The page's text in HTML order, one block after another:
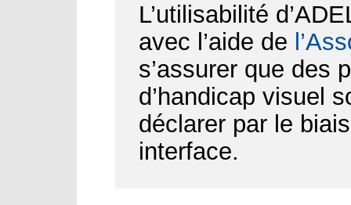
L’utilisabilité
avec l’aide de
s’assurer que des
d’handicap visuel
déclarer par le
interface.